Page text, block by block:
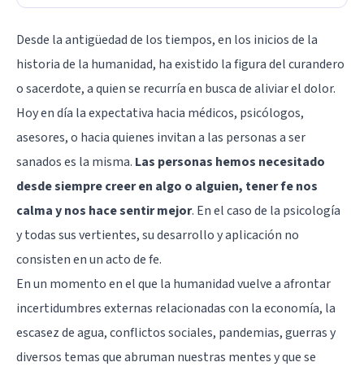
Desde la antigüedad de los tiempos, en los inicios de la
historia de la humanidad, ha existido la figura del curandero
o sacerdote, a quien se recurría en busca de aliviar el dolor.
Hoy en día la expectativa hacia médicos, psicólogos,
asesores, o hacia quienes invitan a las personas a ser
sanados es la misma. Las personas hemos necesitado
desde siempre creer en algo o alguien, tener fe nos
calma y nos hace sentir mejor. En el caso de la psicología
y todas sus vertientes, su desarrollo y aplicación no
consisten en un acto de fe.
En un momento en el que la humanidad vuelve a afrontar
incertidumbres externas relacionadas con la economía, la
escasez de agua, conflictos sociales, pandemias, guerras y
diversos temas que abruman nuestras mentes y que se